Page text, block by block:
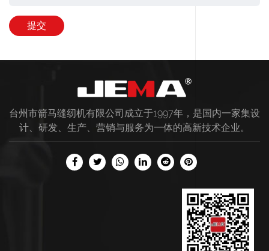
台州市箭马缝纫机有限公司成立于1997年，是国内一家集设
计、研发、生产、营销与服务为一体的高新技术企业。